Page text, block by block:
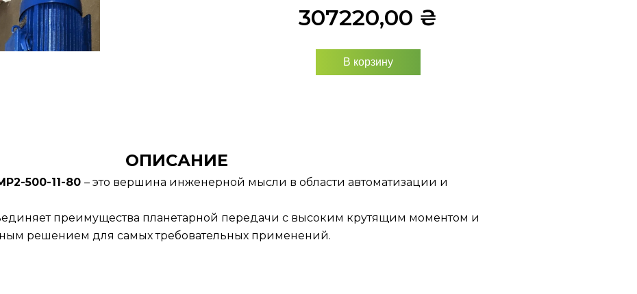
307220,00 ₴
В корзину
ОПИСАНИЕ
500-11-80 – это вершина инженерной мысли в области автоматизации и
преимущества планетарной передачи с высоким крутящим моментом и
решением для самых требовательных применений.